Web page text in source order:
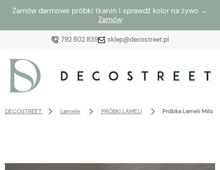
Zamów darmowe próbki tkanin i sprawdź kolor na żywo →
Zamów
792 802 839 sklep@decostreet.pl
Załóż konto
DECOSTREET Lamele PRÓBKI LAMELI Próbka Lameli Milo